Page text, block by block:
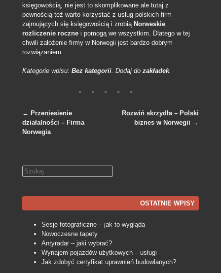
księgowością, nie jest to skomplikowane ale tutaj z
pewnością też warto korzystać z usług polskich firm
zajmujących się księgowością i zrobią Norweskie
rozliczenie rocznei pomogą we wszystkim. Dlatego w tej
chwili założenie firmy w Norwegii jest bardzo dobrym
rozwiązaniem.
Kategorie wpisu: Bez kategorii. Dodaj do zakładek.
Nawigacja po wpisach
← Przeniesienie
działalności – Firma
Norwegia
Rozwiń skrzydła – Polski
biznes w Norwegii →
Szukaj
OSTATNIE WPISY
Sesje fotograficzne – jak to wygląda
Nowoczesne tapety
Antyradar – jaki wybrać?
Wynajem pojazdów użytkowych – usługi
Jak zdobyć certyfikat uprawnień budowlanych?